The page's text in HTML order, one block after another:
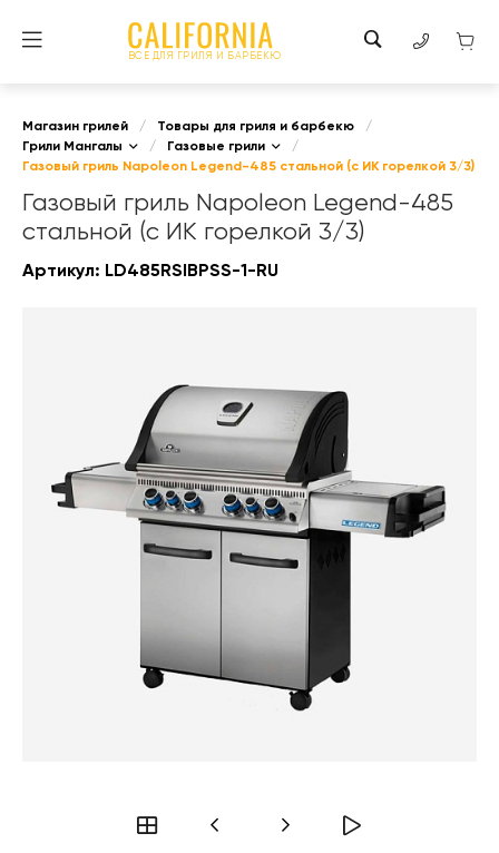
ВСЕ ДЛЯ ГРИЛЯ И БАРБЕКЮ
Магазин грилей / Товары для гриля и барбекю
/
Грили Мангалы
/ Газовые грили
/
Газовый гриль Napoleon Legend-485 стальной (с ИК горелкой 3/3)
Газовый гриль Napoleon Legend-485
стальной (с ИК горелкой 3/3)
Артикул: LD485RSIBPSS-1-RU